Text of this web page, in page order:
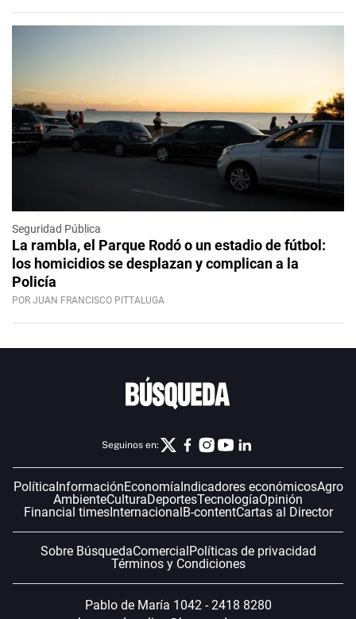
Seguridad Pública
La rambla, el Parque Rodó o un estadio de fútbol:
los homicidios se desplazan y complican a la
Policía
POR JUAN FRANCISCO PITTALUGA
Seguinos en:
Política InformaciónEconomía Indicadores económicosAgro
AmbienteCulturaDeportesTecnologíaOpinión
Financial timesInternacional B-contentCartas al Director
Sobre BúsquedaComercial Políticas de privacidad
Términos y Condiciones
Pablo de María 1042 - 2418 8280